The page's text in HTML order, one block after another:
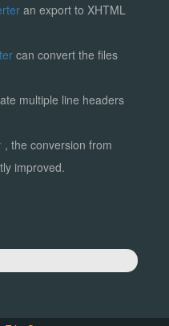
an export to XHTML
can convert the files
multiple line headers
, the conversion from
improved.